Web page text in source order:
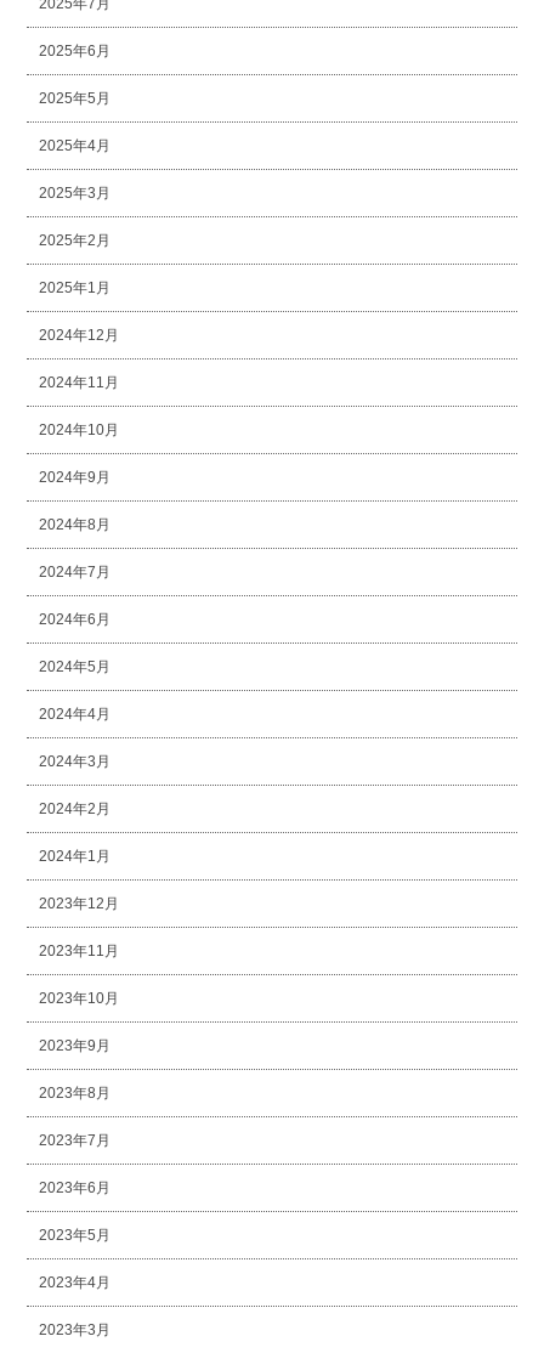
2025年7月
2025年6月
2025年5月
2025年4月
2025年3月
2025年2月
2025年1月
2024年12月
2024年11月
2024年10月
2024年9月
2024年8月
2024年7月
2024年6月
2024年5月
2024年4月
2024年3月
2024年2月
2024年1月
2023年12月
2023年11月
2023年10月
2023年9月
2023年8月
2023年7月
2023年6月
2023年5月
2023年4月
2023年3月